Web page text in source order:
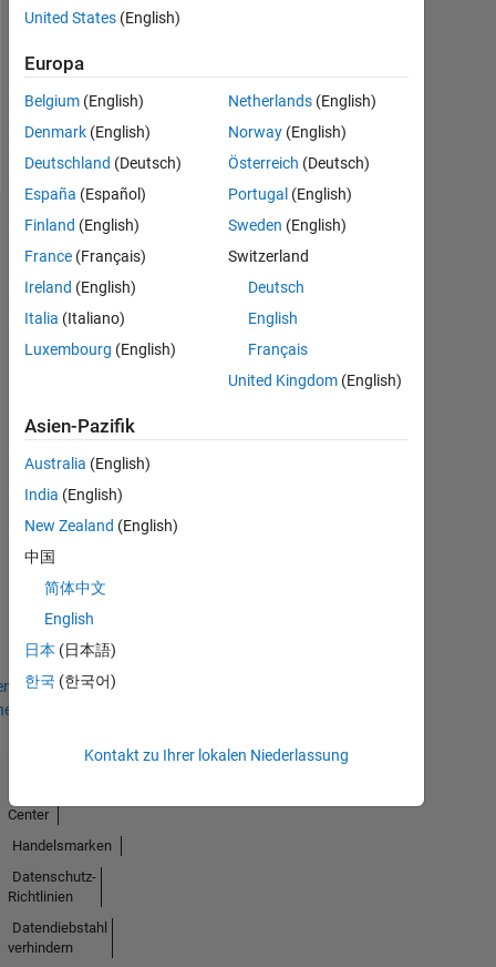
0
Follow
Abzeichen
martin
Kostovcik's
Abzeichen
29 Apr 2022
United States (English)
Europa
Belgium (English)
Denmark (English)
Deutschland (Deutsch)
España (Español)
Finland (English)
France (Français)
Ireland (English)
Italia (Italiano)
Luxembourg (English)
Netherlands (English)
Norway (English)
Österreich (Deutsch)
Portugal (English)
Sweden (English)
Switzerland
Deutsch
English
Français
United Kingdom (English)
Asien-Pazifik
Australia (English)
India (English)
New Zealand (English)
中国
简体中文
English
日本 (日本語)
한국 (한국어)
Kontakt zu Ihrer lokalen Niederlassung
Center
Handelsmarken
Datenschutz-
Richtlinien
Datendiebstahl
verhindern